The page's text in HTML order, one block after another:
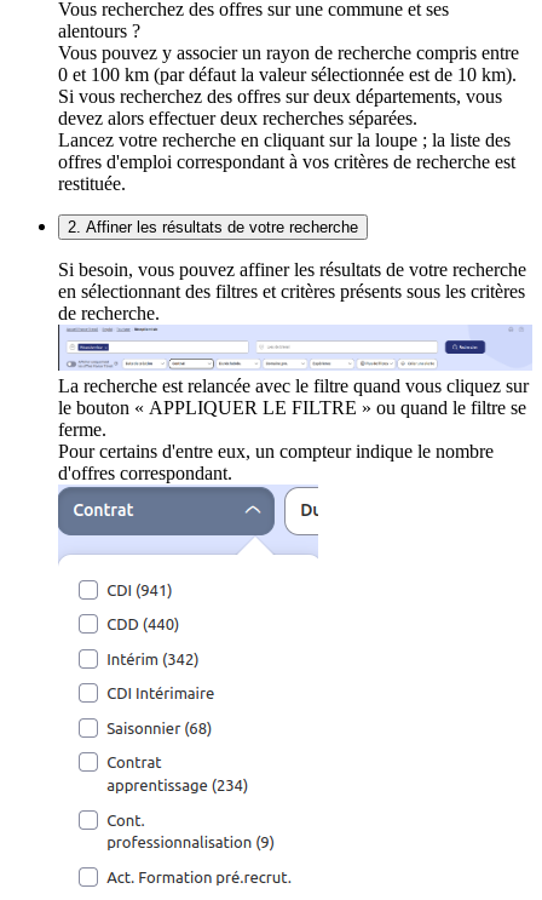
Vous recherchez des offres sur une commune et ses
alentours ?
Vous pouvez y associer un rayon de recherche compris entre
0 et 100 km (par défaut la valeur sélectionnée est de 10 km).
Si vous recherchez des offres sur deux départements, vous
devez alors effectuer deux recherches séparées.
Lancez votre recherche en cliquant sur la loupe ; la liste des
offres d'emploi correspondant à vos critères de recherche est
restituée.
2. Affiner les résultats de votre recherche
Si besoin, vous pouvez affiner les résultats de votre recherche
en sélectionnant des filtres et critères présents sous les critères
de recherche.
La recherche est relancée avec le filtre quand vous cliquez sur
le bouton « APPLIQUER LE FILTRE » ou quand le filtre se
ferme.
Pour certains d'entre eux, un compteur indique le nombre
d'offres correspondant.